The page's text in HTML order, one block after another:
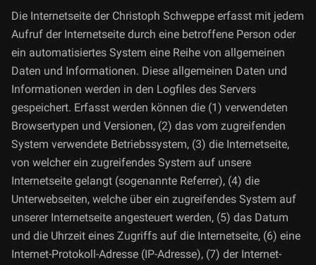
Die Internetseite der Christoph Schweppe erfasst mit jedem
Aufruf der Internetseite durch eine betroffene Person oder
ein automatisiertes System eine Reihe von allgemeinen
Daten und Informationen. Diese allgemeinen Daten und
Informationen werden in den Logfiles des Servers
gespeichert. Erfasst werden können die (1) verwendeten
Browsertypen und Versionen, (2) das vom zugreifenden
System verwendete Betriebssystem, (3) die Internetseite,
von welcher ein zugreifendes System auf unsere
Internetseite gelangt (sogenannte Referrer), (4) die
Unterwebseiten, welche über ein zugreifendes System auf
unserer Internetseite angesteuert werden, (5) das Datum
und die Uhrzeit eines Zugriffs auf die Internetseite, (6) eine
Internet-Protokoll-Adresse (IP-Adresse), (7) der Internet-